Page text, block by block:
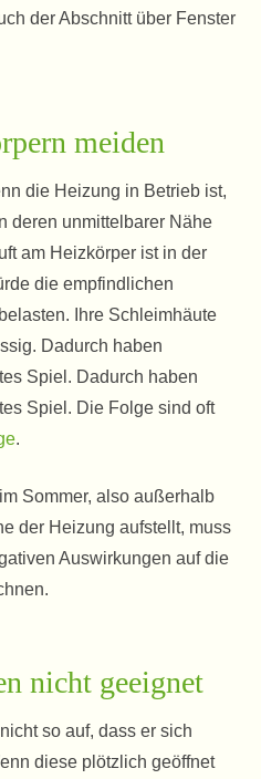
der Abschnitt über Fenster
meiden
die Heizung in Betrieb ist,
deren unmittelbarer Nähe
am Heizkörper ist in der
die empfindlichen
Ihre Schleimhäute
Dadurch haben
Spiel. Dadurch haben
Spiel. Die Folge sind oft
.
Sommer, also außerhalb
der Heizung aufstellt, muss
Auswirkungen auf die
nicht geeignet
so auf, dass er sich
diese plötzlich geöffnet